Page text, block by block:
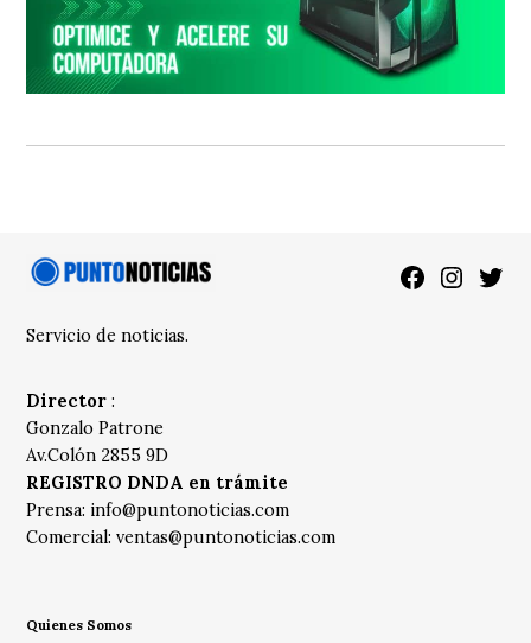
Facebook
Servicio de noticias.
Director :
Gonzalo Patrone
Av.Colón 2855 9D
REGISTRO DNDA en trámite
Prensa: info@puntonoticias.com
Comercial:ventas@puntonoticias.com
Quienes Somos